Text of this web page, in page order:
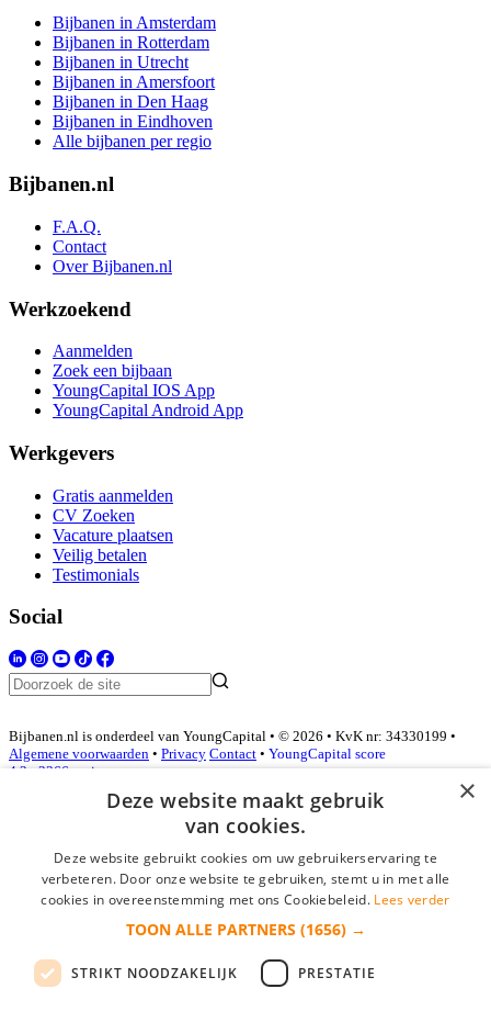
Bijbanen in Amsterdam
Bijbanen in Rotterdam
Bijbanen in Utrecht
Bijbanen in Amersfoort
Bijbanen in Den Haag
Bijbanen in Eindhoven
Alle bijbanen per regio
Bijbanen.nl
F.A.Q.
Contact
Over Bijbanen.nl
Werkzoekend
Aanmelden
Zoek een bijbaan
YoungCapital IOS App
YoungCapital Android App
Werkgevers
Gratis aanmelden
CV Zoeken
Vacature plaatsen
Veilig betalen
Testimonials
Social
Bijbanen.nl is onderdeel van YoungCapital • © 2026 • KvK nr: 34330199 •
Algemene voorwaarden • Privacy Contact • YoungCapital score
4.3 - 3366 reviews
Inloggen als bedrijf
*
login gegevens onthouden
×
Deze website maakt gebruik
van cookies.
Deze website gebruikt cookies om uw gebruikerservaring te
verbeteren. Door onze website te gebruiken, stemt u in met alle
cookies in overeenstemming met ons Cookiebeleid. Lees verder
TOON ALLE PARTNERS (1656) →
STRIKT NOODZAKELIJK PRESTATIE